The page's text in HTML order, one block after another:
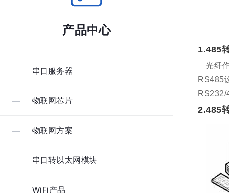
产品中心
串口服务器
物联网芯片
物联网方案
串口转以太网模块
WiFi产品
1.485
光纤
RS485
RS232/
2.485